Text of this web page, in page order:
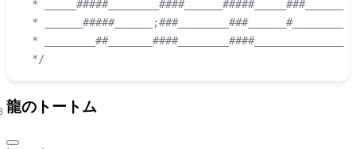
* _____#####________####______#####_____###______
* ______#####______;###________###______#________
* ________##_______####________####______________
*/
龍のトートム